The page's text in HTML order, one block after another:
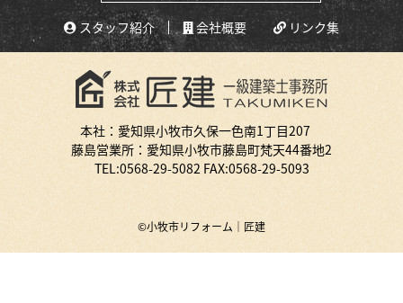
スタッフ紹介 会社概要 リンク集
本社：愛知県小牧市久保一色南1丁目207
藤島営業所：愛知県小牧市藤島町梵天44番地2
TEL:0568-29-5082 FAX:0568-29-5093
©小牧市リフォーム｜匠建